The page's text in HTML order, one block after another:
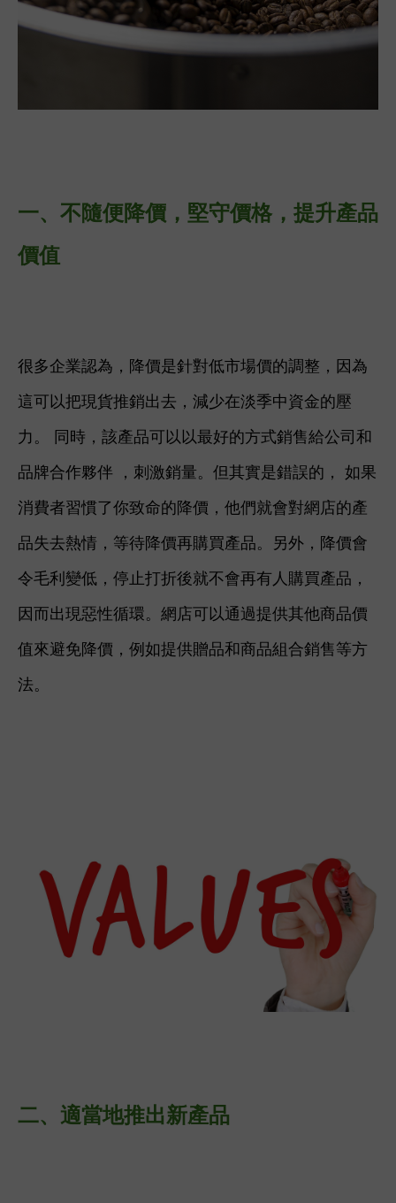
一、 不隨便降價，堅守價格，提升產品
價值
很多企業認為，降價是針對低市場價的調整，因為
這可以把現貨推銷出去，減少在淡季中資金的壓
力。 同時，該產品可以以最好的方式銷售給公司和
品牌合作夥伴 ，刺激銷量。但其實是錯誤的， 如果
消費者習慣了你致命的降價，他們就會對網店的產
品失去熱情，等待降價再購買產品。
另外，降價會
令毛利變低，停止打折後就不會再有人購買產品，
因而出現惡性循環。網店可以通過提供其他商品價
值來避免降價，例如提供贈品和商品組合銷售等方
法。
二、適當地推出新產品